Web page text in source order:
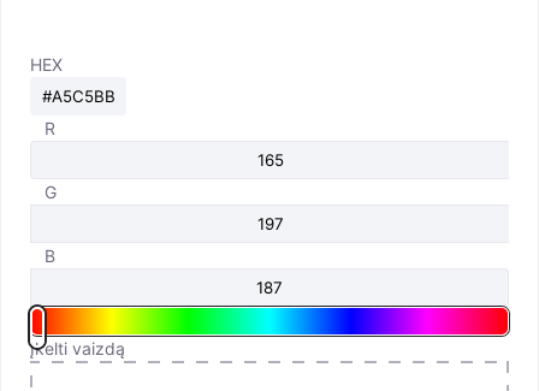
HEX
R
G
B
Įkelti vaizdą